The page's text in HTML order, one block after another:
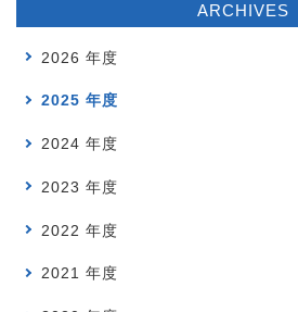
ARCHIVES
2026 年度
2025 年度
2024 年度
2023 年度
2022 年度
2021 年度